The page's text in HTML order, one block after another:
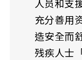
人员和支
充分善用
造安全而
残疾人士